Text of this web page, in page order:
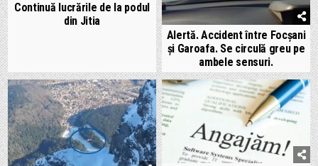
Continuă lucrările de la podul
din Jitia
Alertă. Accident între Focșani
și Garoafa. Se circulă greu pe
ambele sensuri.